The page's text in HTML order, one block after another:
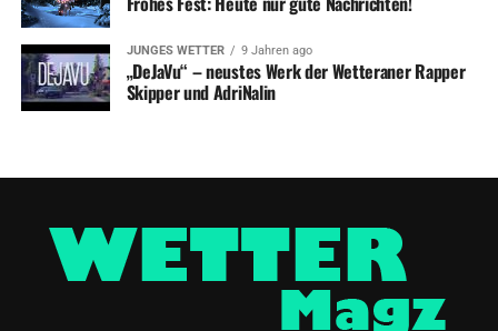
JUNGES WETTER 9 Jahren ago
„DeJaVu“ – neustes Werk der Wetteraner Rapper
Skipper und AdriNalin